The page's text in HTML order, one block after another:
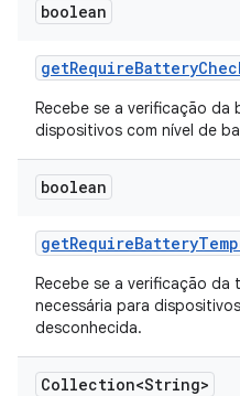
boolean
getRequireBattery
Recebe se a verificação da
dispositivos com nível de
boolean
getRequireBattery
Recebe se a verificação
necessária para
desconhecida.
Collection<String>